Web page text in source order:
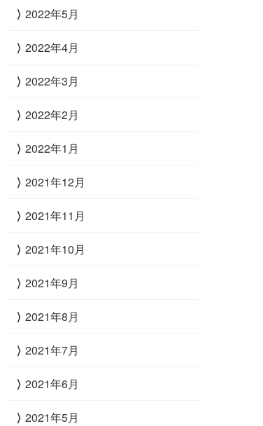
2022年5月
2022年4月
2022年3月
2022年2月
2022年1月
2021年12月
2021年11月
2021年10月
2021年9月
2021年8月
2021年7月
2021年6月
2021年5月